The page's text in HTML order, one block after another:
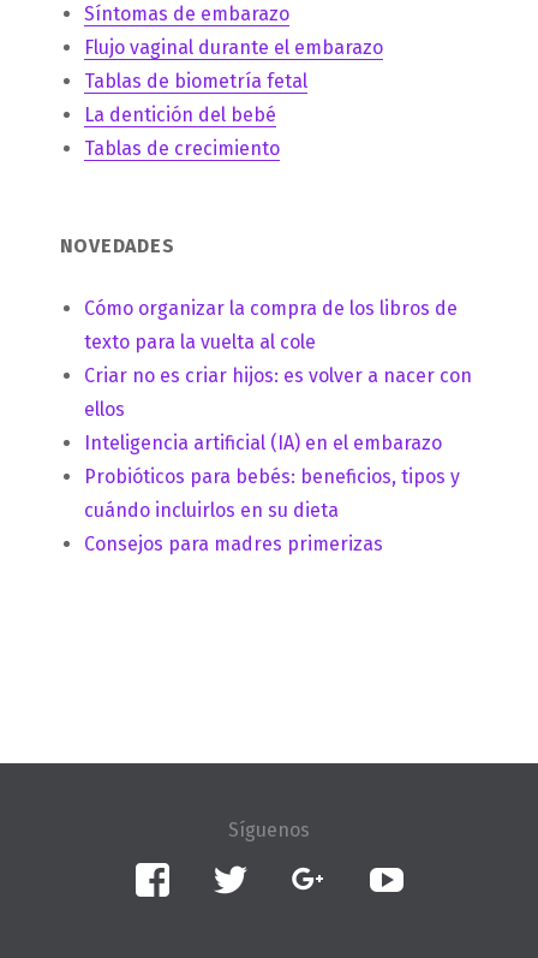
Síntomas de embarazo
Flujo vaginal durante el embarazo
Tablas de biometría fetal
La dentición del bebé
Tablas de crecimiento
NOVEDADES
Cómo organizar la compra de los libros de
texto para la vuelta al cole
Criar no es criar hijos: es volver a nacer con
ellos
Inteligencia artificial (IA) en el embarazo
Probióticos para bebés: beneficios, tipos y
cuándo incluirlos en su dieta
Consejos para madres primerizas
Facebook Twitter Google+